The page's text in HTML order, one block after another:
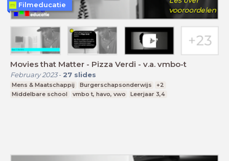
Movies that Matter - Pizza Verdi - v.a. vmbo-t
February 2023- 27 slides
Mens & Maatschappij Burgerschapsonderwijs
+2
Middelbare school
vmbo t, havo, vwo Leerjaar 3,4
Filmeducatie